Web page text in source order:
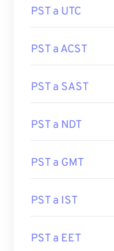
PST a UTC
PST a ACST
PST a SAST
PST a NDT
PST a GMT
PST a IST
PST a EET